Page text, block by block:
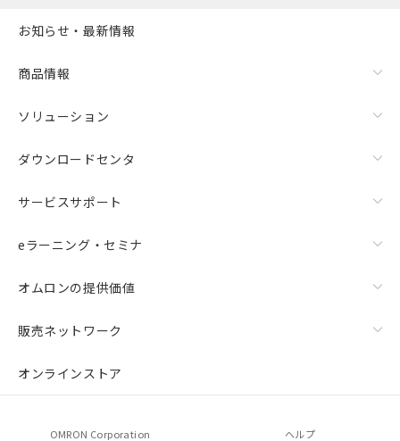
お知らせ・最新情報
商品情報
ソリューション
ダウンロードセンタ
サービスサポート
eラーニング・セミナ
オムロンの提供価値
販売ネットワーク
オンラインストア
OMRON Corporation ヘルプ